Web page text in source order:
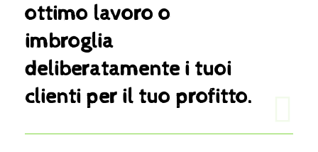
ottimo lavoro o
imbroglia
deliberatamente i tuoi
clienti per il tuo profitto.